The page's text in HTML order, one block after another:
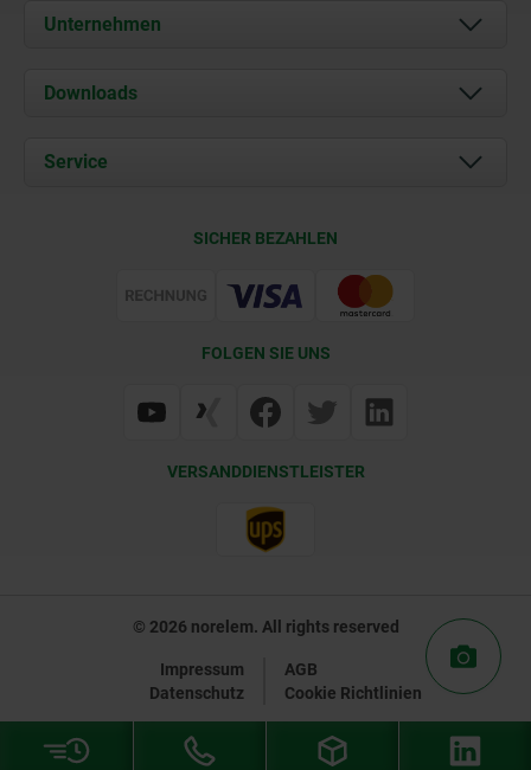
Unternehmen
Über uns
Karriere
Downloads
Dokumente
Service
Web Support
SICHER BEZAHLEN
FOLGEN SIE UNS
VERSANDDIENSTLEISTER
© 2026 norelem. All rights reserved
Impressum
AGB
Datenschutz
Cookie Richtlinien